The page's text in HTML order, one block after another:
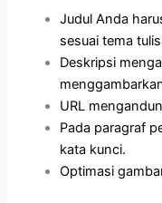
Judul Anda
sesuai tema
Deskripsi
URL
Pada paragraf
kata kunci.
Optimasi